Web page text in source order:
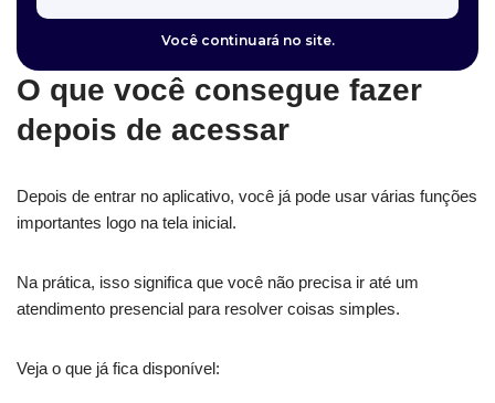
Você continuará no site.
O que você consegue fazer
depois de acessar
Depois de entrar no aplicativo, você já pode usar várias funções
importantes logo na tela inicial.
Na prática, isso significa que você não precisa ir até um
atendimento presencial para resolver coisas simples.
Veja o que já fica disponível: